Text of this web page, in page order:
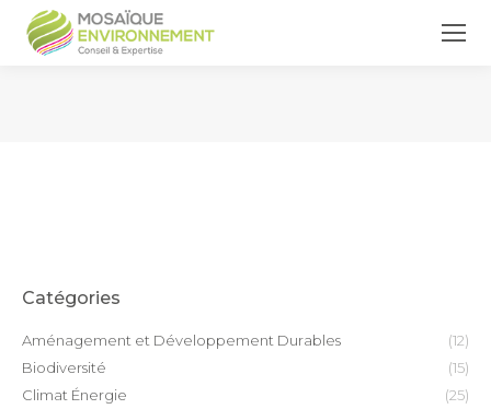
Catégories
Aménagement et Développement Durables
(12)
Biodiversité
(15)
Climat Énergie
(25)